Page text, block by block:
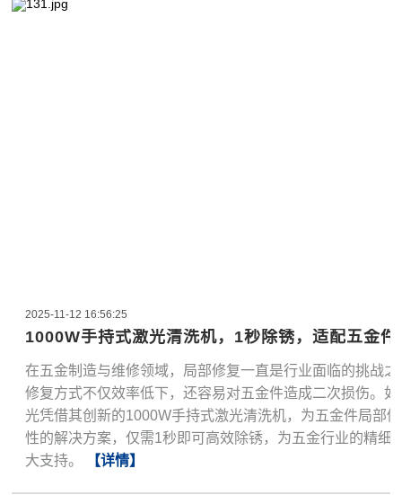
2025-11-12 16:56:25
1000W手持式激光清洗机，1秒除锈，适配五金
在五金制造与维修领域，局部修复一直是行业面临的挑战
修复方式不仅效率低下，还容易对五金件造成二次损伤。
光凭借其创新的1000W手持式激光清洗机，为五金件局部
性的解决方案，仅需1秒即可高效除锈，为五金行业的精细
大支持。
【详情】